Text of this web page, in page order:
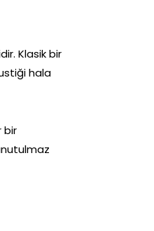
Klasik bir
hala
bir